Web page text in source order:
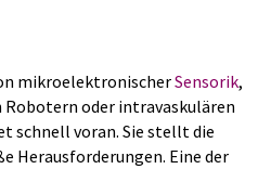
mikroelektronischerSensorik,
oder intravaskulären
schnell voran. Sie stellt die
Herausforderungen. Eine der